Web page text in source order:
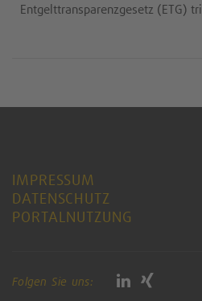
Entgelttransparenzgesetz (ETG)
IMPRESSUM
DATENSCHUTZ
PORTALNUTZUNG
Folgen Sie uns: